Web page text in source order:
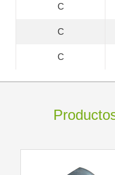
C
C
C